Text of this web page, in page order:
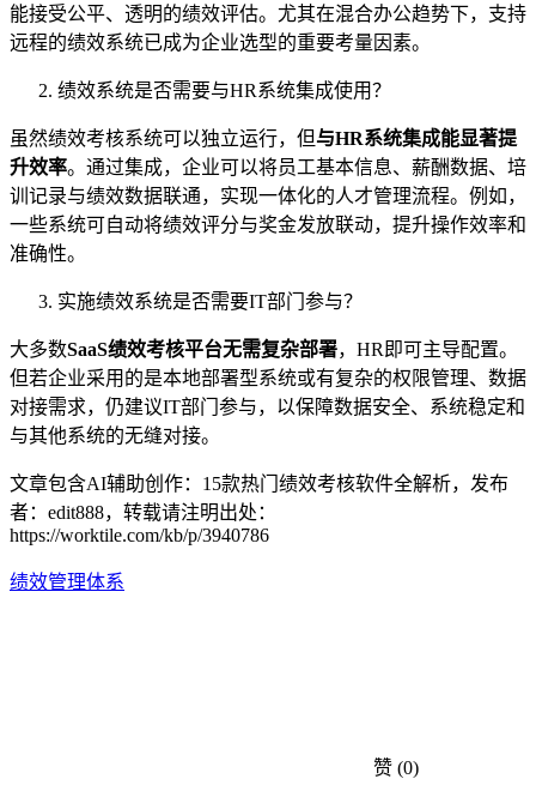
能接受公平、透明的绩效评估。尤其在混合办公趋势下，支持
远程的绩效系统已成为企业选型的重要考量因素。
绩效系统是否需要与HR系统集成使用？
虽然绩效考核系统可以独立运行，但与HR系统集成能显著提
升效率。通过集成，企业可以将员工基本信息、薪酬数据、培
训记录与绩效数据联通，实现一体化的人才管理流程。例如，
一些系统可自动将绩效评分与奖金发放联动，提升操作效率和
准确性。
实施绩效系统是否需要IT部门参与？
大多数SaaS绩效考核平台无需复杂部署，HR即可主导配置。
但若企业采用的是本地部署型系统或有复杂的权限管理、数据
对接需求，仍建议IT部门参与，以保障数据安全、系统稳定和
与其他系统的无缝对接。
文章包含AI辅助创作：15款热门绩效考核软件全解析，发布
者：edit888，转载请注明出处：
https://worktile.com/kb/p/3940786
绩效管理体系
赞 (0)